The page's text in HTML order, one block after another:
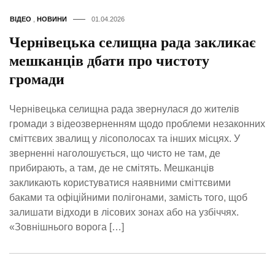
ВІДЕО НОВИНИ 01.04.2026
Чернівецька селищна рада закликає
мешканців дбати про чистоту
громади
Чернівецька селищна рада звернулася до жителів
громади з відеозверненням щодо проблеми незаконних
сміттєвих звалищ у лісополосах та інших місцях. У
зверненні наголошується, що чисто не там, де
прибирають, а там, де не смітять. Мешканців
закликають користуватися наявними сміттєвими
баками та офіційними полігонами, замість того, щоб
залишати відходи в лісових зонах або на узбіччях.
«Зовнішнього ворога […]